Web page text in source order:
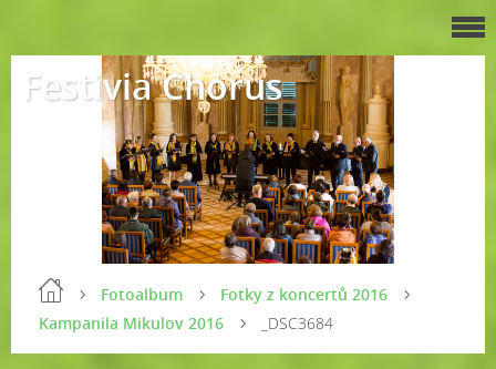
Festivia Chorus
Fotoalbum
Fotky z koncertů 2016
Kampanila Mikulov 2016
_DSC3684